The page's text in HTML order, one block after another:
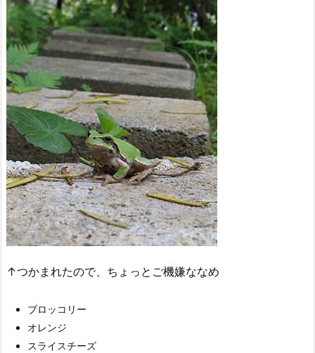
↑つかまれたので、ちょっとご機嫌ななめ
ブロッコリー
オレンジ
スライスチーズ